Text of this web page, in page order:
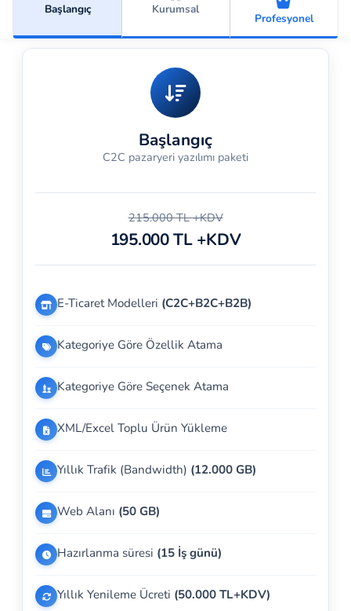
Başlangıç Kurumsal
Profesyonel
Başlangıç
C2C pazaryeri yazılımı paketi
215.000 TL +KDV
195.000 TL +KDV
E-Ticaret Modelleri (C2C+B2C+B2B)
Kategoriye Göre Özellik Atama
Kategoriye Göre Seçenek Atama
XML/Excel Toplu Ürün Yükleme
Yıllık Trafik (Bandwidth) (12.000 GB)
Web Alanı (50 GB)
Hazırlanma süresi (15 İş günü)
Yıllık Yenileme Ücreti (50.000 TL+KDV)